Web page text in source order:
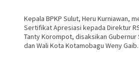
Kepala BPKP Sulut, Heru Kurniawan,
Sertifikat Apresiasi kepada Direktur
Tanty Korompot, disaksikan Gubernur
dan Wali Kota Kotamobagu Weny Gaib.